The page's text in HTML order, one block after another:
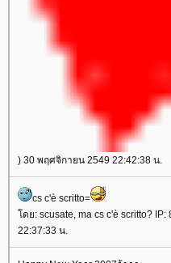
) 30 พฤศจิกายน 2549 22:42:38 น.
cs c'è scritto=
ดย: scusate, ma cs c'è scritto?
22:37:33 น.